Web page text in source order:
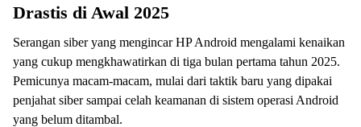
Drastis di Awal 2025
Serangan siber yang mengincar HP Android mengalami kenaikan
yang cukup mengkhawatirkan di tiga bulan pertama tahun 2025.
Pemicunya macam-macam, mulai dari taktik baru yang dipakai
penjahat siber sampai celah keamanan di sistem operasi Android
yang belum ditambal.